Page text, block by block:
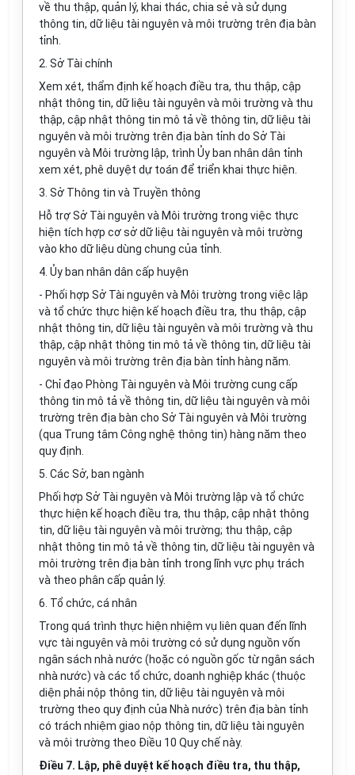
về thu thập, quản lý, khai thác, chia sẻ và sử dụng
thông tin, dữ liệu tài nguyên và môi trường trên địa bàn
tỉnh.
2. Sở Tài chính
Xem xét, thẩm định kế hoạch điều tra, thu thập, cập
nhật thông tin, dữ liệu tài nguyên và môi trường và thu
thập, cập nhật thông tin mô tả về thông tin, dữ liệu tài
nguyên và môi trường trên địa bàn tỉnh do Sở Tài
nguyên và Môi trường lập, trình Ủy ban nhân dân tỉnh
xem xét, phê duyệt dự toán để triển khai thực hiện.
3. Sở Thông tin và Truyền thông
Hỗ trợ Sở Tài nguyên và Môi trường trong việc thực
hiện tích hợp cơ sở dữ liệu tài nguyên và môi trường
vào kho dữ liệu dùng chung của tỉnh.
4. Ủy ban nhân dân cấp huyện
- Phối hợp Sở Tài nguyên và Môi trường trong việc lập
và tổ chức thực hiện kế hoạch điều tra, thu thập, cập
nhật thông tin, dữ liệu tài nguyên và môi trường và thu
thập, cập nhật thông tin mô tả về thông tin, dữ liệu tài
nguyên và môi trường trên địa bàn tỉnh hàng năm.
- Chỉ đạo Phòng Tài nguyên và Môi trường cung cấp
thông tin mô tả về thông tin, dữ liệu tài nguyên và môi
trường trên địa bàn cho Sở Tài nguyên và Môi trường
(qua Trung tâm Công nghệ thông tin) hàng năm theo
quy định.
5. Các Sở, ban ngành
Phối hợp Sở Tài nguyên và Môi trường lập và tổ chức
thực hiện kế hoạch điều tra, thu thập, cập nhật thông
tin, dữ liệu tài nguyên và môi trường; thu thập, cập
nhật thông tin mô tả về thông tin, dữ liệu tài nguyên và
môi trường trên địa bàn tỉnh trong lĩnh vực phụ trách
và theo phân cấp quản lý.
6. Tổ chức, cá nhân
Trong quá trình thực hiện nhiệm vụ liên quan đến lĩnh
vực tài nguyên và môi trường có sử dụng nguồn vốn
ngân sách nhà nước (hoặc có nguồn gốc từ ngân sách
nhà nước) và các tổ chức, doanh nghiệp khác (thuộc
diện phải nộp thông tin, dữ liệu tài nguyên và môi
trường theo quy định của Nhà nước) trên địa bàn tỉnh
có trách nhiệm giao nộp thông tin, dữ liệu tài nguyên
và môi trường theo Điều 10 Quy chế này.
Điều 7. Lập, phê duyệt kế hoạch điều tra, thu thập,